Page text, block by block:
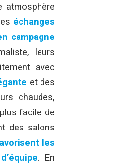
atmosphère
échanges
campagne
leurs
avec
et des
chaudes,
facile de
des salons
les
. En